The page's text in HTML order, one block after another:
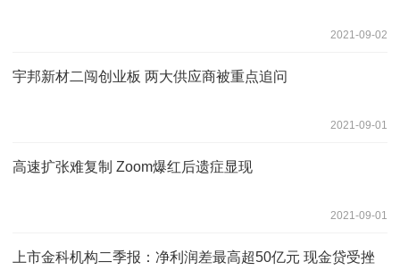
2021-09-02
宇邦新材二闯创业板 两大供应商被重点追问
2021-09-01
高速扩张难复制 Zoom爆红后遗症显现
2021-09-01
上市金科机构二季报：净利润差最高超50亿元 现金贷受挫